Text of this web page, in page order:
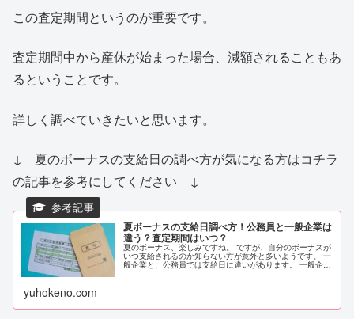
この査定期間というのが重要です。
査定期間中から産休が始まった場合、減額されることもあ
るということです。
詳しく調べていきたいと思います。
↓ 夏のボーナスの支給日の調べ方が気になる方はコチラ
の記事を参考にしてください ↓
夏ボーナスの支給日調べ方！公務員と一般企業は
違う？査定期間はいつ？
夏のボーナス、楽しみですね。 ですが、自分のボーナスが
いつ支給されるのか知らない方が意外と多いようです。 一
般企業と、公務員では支給日に違いがあります。 一般企業
yuhokeno.com